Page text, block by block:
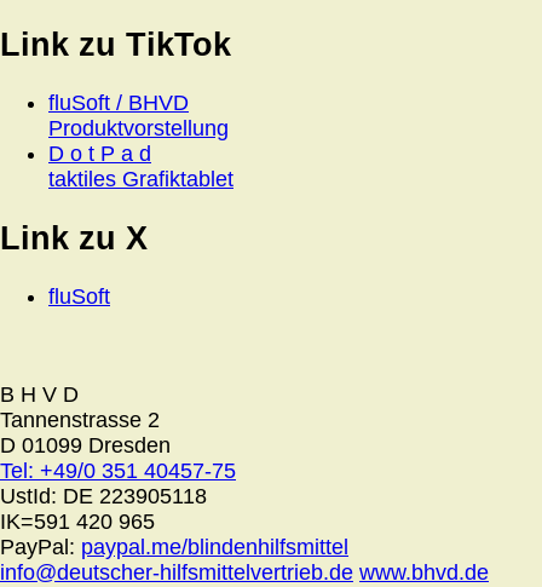
Link zu TikTok
fluSoft / BHVD
Produktvorstellung
D o t P a d
taktiles Grafiktablet
Link zu X
fluSoft
B H V D
Tannenstrasse 2
D 01099 Dresden
Tel: +49/0 351 40457-75
UstId: DE 223905118
IK=591 420 965
PayPal: paypal.me/blindenhilfsmittel
info@deutscher-hilfsmittelvertrieb.de www.bhvd.de